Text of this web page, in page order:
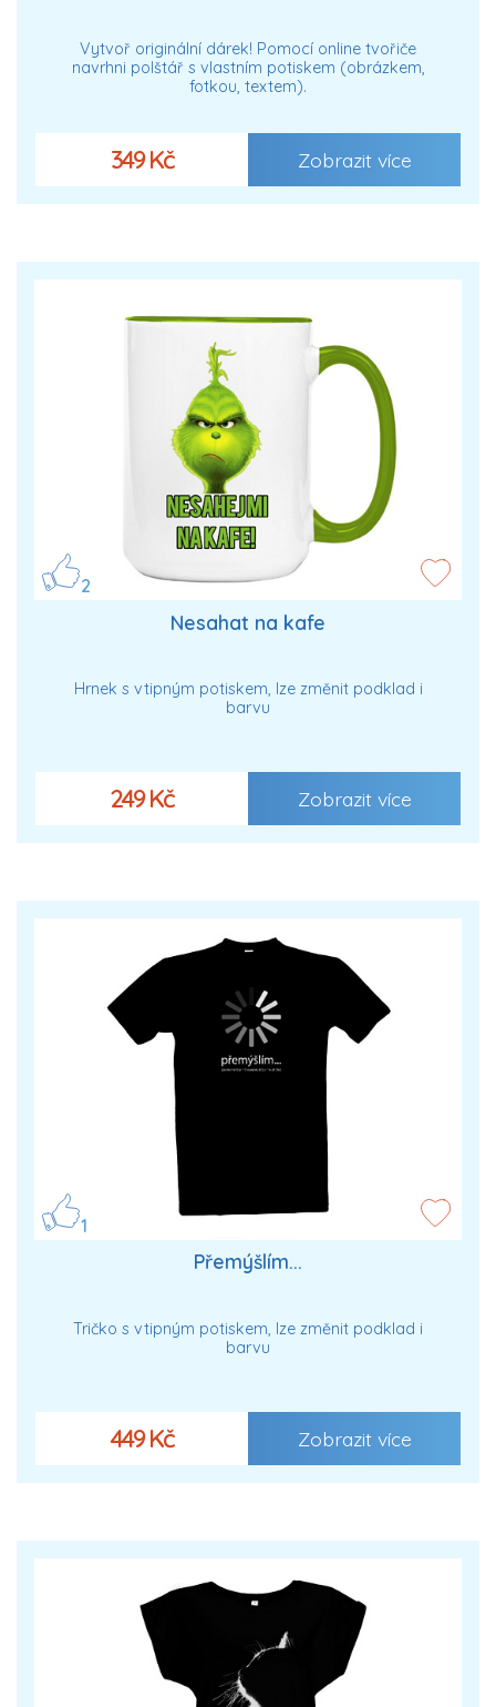
Vytvoř originální dárek! Pomocí online tvořiče
navrhni polštář s vlastním potiskem (obrázkem,
fotkou, textem).
349 Kč Zobrazit více
2
Nesahat na kafe
Hrnek s vtipným potiskem, lze změnit podklad i
barvu
249 Kč Zobrazit více
1
Přemýšlím...
Tričko s vtipným potiskem, lze změnit podklad i
barvu
449 Kč Zobrazit více